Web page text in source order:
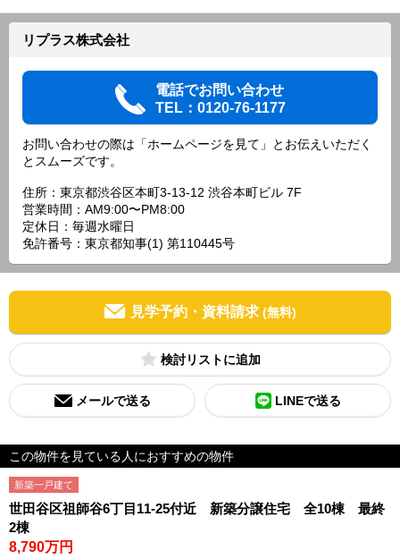
リプラス株式会社
電話でお問い合わせ
TEL：0120-76-1177
お問い合わせの際は「ホームページを見て」とお伝えいただく
とスムーズです。
住所：東京都渋谷区本町3-13-12 渋谷本町ビル 7F
営業時間：AM9:00〜PM8:00
定休日：毎週水曜日
免許番号：東京都知事(1) 第110445号
見学予約・資料請求 (無料)
検討リスト
メールで送る LINEで送る
この物件を見ている人におすすめの物件
新築一戸建て
世田谷区祖師谷6丁目11-25付近 新築分譲住宅 全10棟 最終
2棟
8,790万円